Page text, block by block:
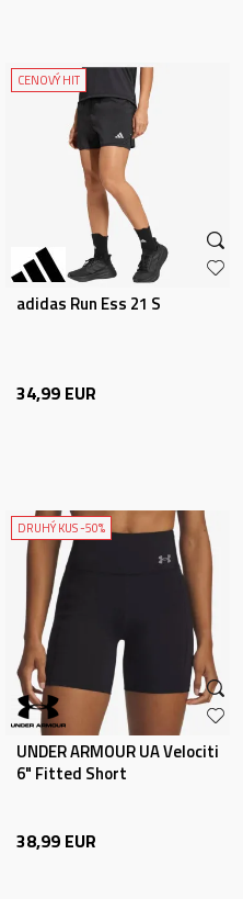
CENOVÝ HIT
adidas Run Ess 21 S
34,99 EUR
DRUHÝ KUS -50%
UNDER ARMOUR UA Velociti
6" Fitted Short
38,99 EUR